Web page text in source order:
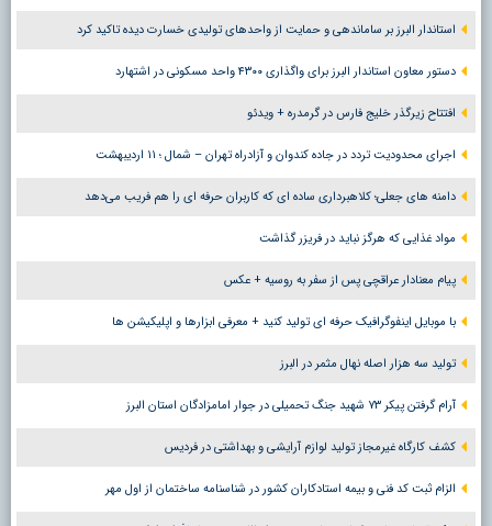
استاندار البرز بر ساماندهی و حمایت از واحدهای تولیدی خسارت دیده تاکید کرد
دستور معاون استاندار البرز برای واگذاری ۴۳۰۰ واحد مسکونی در اشتهارد
افتتاح زیرگذر خلیج فارس در گرمدره + ویدئو
اجرای محدودیت تردد در جاده کندوان و آزادراه تهران – شمال ؛ ١١ اردیبهشت
دامنه های جعلی؛ کلاهبرداری ساده ای که کاربران حرفه ای را هم فریب می‌دهد
مواد غذایی که هرگز نباید در فریزر گذاشت
پیام معنادار عراقچی پس از سفر به روسیه + عکس
با موبایل اینفوگرافیک حرفه ای تولید کنید + معرفی ابزارها و اپلیکیشن ها
تولید سه هزار اصله نهال مثمر در البرز
آرام گرفتن پیکر ۷۳ شهید جنگ تحمیلی در جوار امامزادگان استان البرز
کشف کارگاه غیرمجاز تولید لوازم آرایشی و بهداشتی در فردیس
الزام ثبت کد فنی و بیمه استادکاران کشور در شناسنامه ساختمان از اول مهر